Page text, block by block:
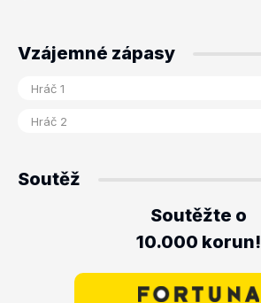
Vzájemné zápasy
Soutěž
Soutěžte o
10.000 korun!